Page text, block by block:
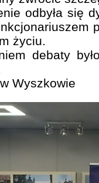
odbyła się
życiu.
debaty
Wyszkowie